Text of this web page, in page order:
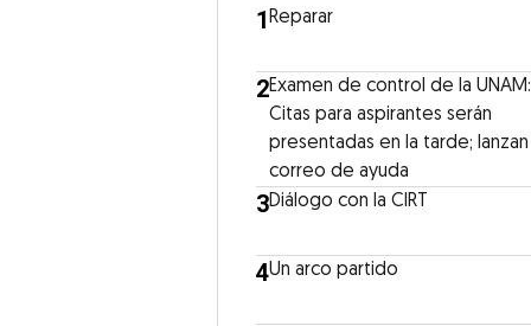
1Reparar
2Examen de control de la UNAM:
Citas para aspirantes serán
presentadas en la tarde; lanzan
correo de ayuda
3Diálogo con la CIRT
4Un arco partido